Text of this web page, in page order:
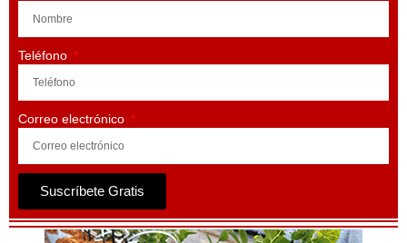
Teléfono
Correo electrónico
Suscríbete Gratis